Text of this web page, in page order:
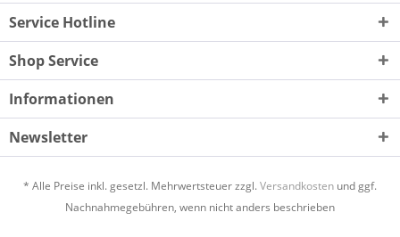
Service Hotline
Shop Service
Informationen
Newsletter
* Alle Preise inkl. gesetzl. Mehrwertsteuer zzgl.Versandkosten und ggf.
Nachnahmegebühren, wenn nicht anders beschrieben